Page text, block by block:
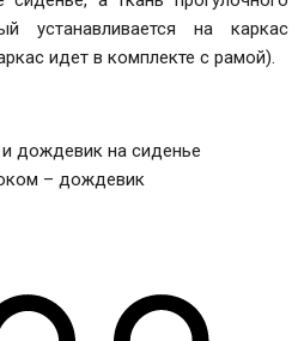
устанавливается на каркас
идет в комплекте с рамой).
дождевик на сиденье
– дождевик